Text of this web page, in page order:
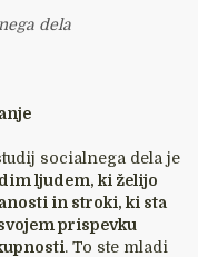
dela
socialnega dela je
ljudem, ki želijo
in stroki, ki sta
prispevku
. To ste mladi